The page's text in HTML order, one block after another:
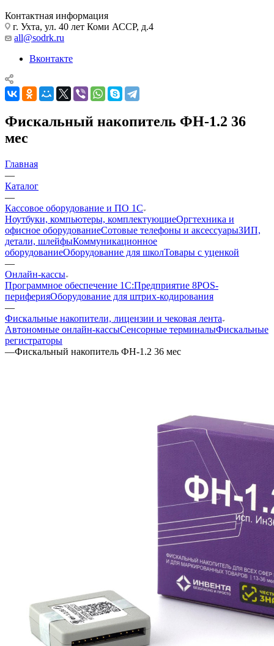
Контактная информация
г. Ухта, ул. 40 лет Коми АССР, д.4
all@sodrk.ru
Вконтакте
Фискальный накопитель ФН-1.2 36
мес
Главная
—
Каталог
—
Кассовое оборудование и ПО 1С
Ноутбуки, компьютеры, комплектующиеОргтехника и
офисное оборудованиеСотовые телефоны и аксессуарыЗИП,
детали, шлейфыКоммуникационное
оборудованиеОборудование для школТовары с уценкой
—
Онлайн-кассы
Программное обеспечение 1С:Предприятие 8POS-
периферияОборудование для штрих-кодирования
—
Фискальные накопители, лицензии и чековая лента
Автономные онлайн-кассыСенсорные терминалыФискальные
регистраторы
—Фискальный накопитель ФН-1.2 36 мес